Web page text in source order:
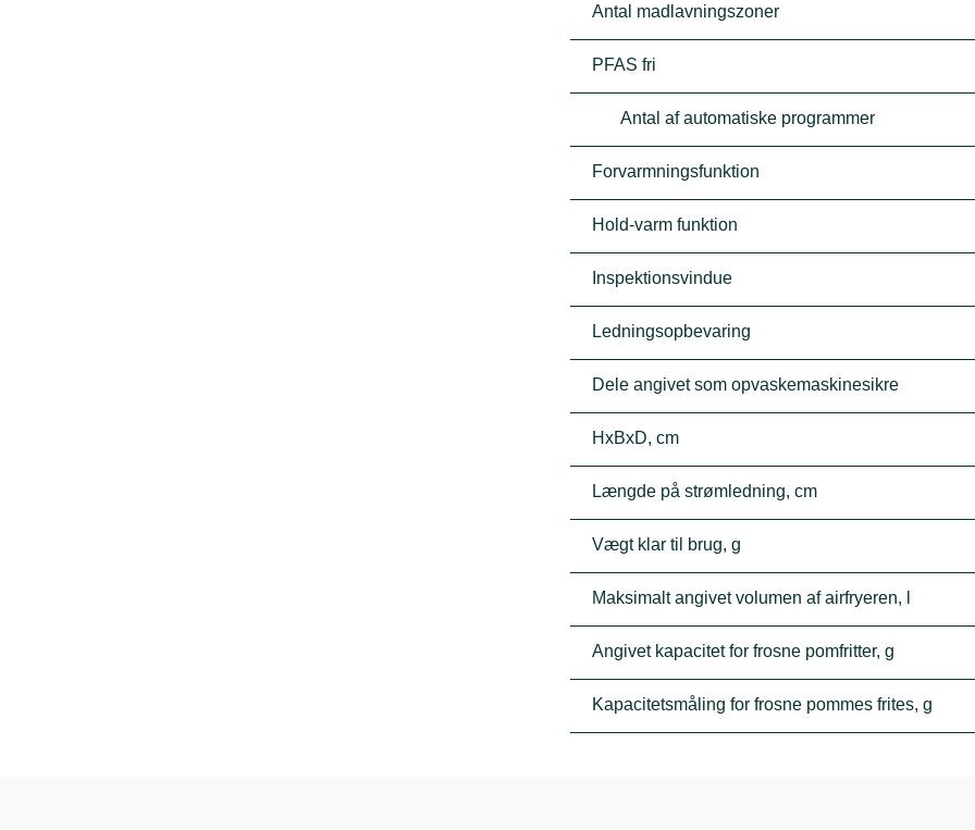
Antal madlavningszoner
PFAS fri
Antal af automatiske programmer
Forvarmningsfunktion
Hold-varm funktion
Inspektionsvindue
Ledningsopbevaring
Dele angivet som opvaskemaskinesikre
HxBxD, cm
Længde på strømledning, cm
Vægt klar til brug, g
Maksimalt angivet volumen af airfryeren, l
Angivet kapacitet for frosne pomfritter, g
Kapacitetsmåling for frosne pommes frites, g